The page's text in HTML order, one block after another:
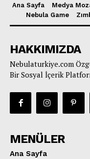
Ana Sayfa Medya
Nebula Game
HAKKIMIZDA
Nebulaturkiye.com
Bir Sosyal İçerik
MENÜLER
Ana Sayfa